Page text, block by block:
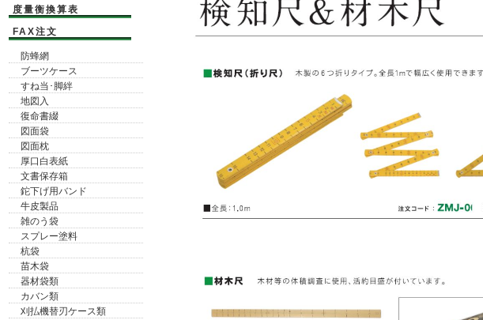
度量衡換算表
FAX注文
防蜂網
ブーツケース
すね当･脚絆
地図入
復命書綴
図面袋
図面枕
厚口白表紙
文書保存箱
鉈下げ用バンド
牛皮製品
雑のう袋
スプレー塗料
杭袋
苗木袋
器材袋類
カバン類
刈払機替刃ケース類